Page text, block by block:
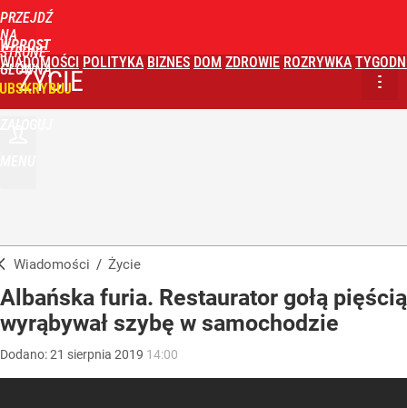
PRZEJDŹ
NA
STRONĘ
GŁÓWNĄ
WPROST
WIADOMOŚCI POLITYKA BIZNES DOM ZDROWIE ROZRYWKA
ŻYCIE
Wiadomości / Życie
Albańska furia. Restaurator gołą pięścią
wyrąbywał szybę w samochodzie
Dodano:21 sierpnia 2019 14:00